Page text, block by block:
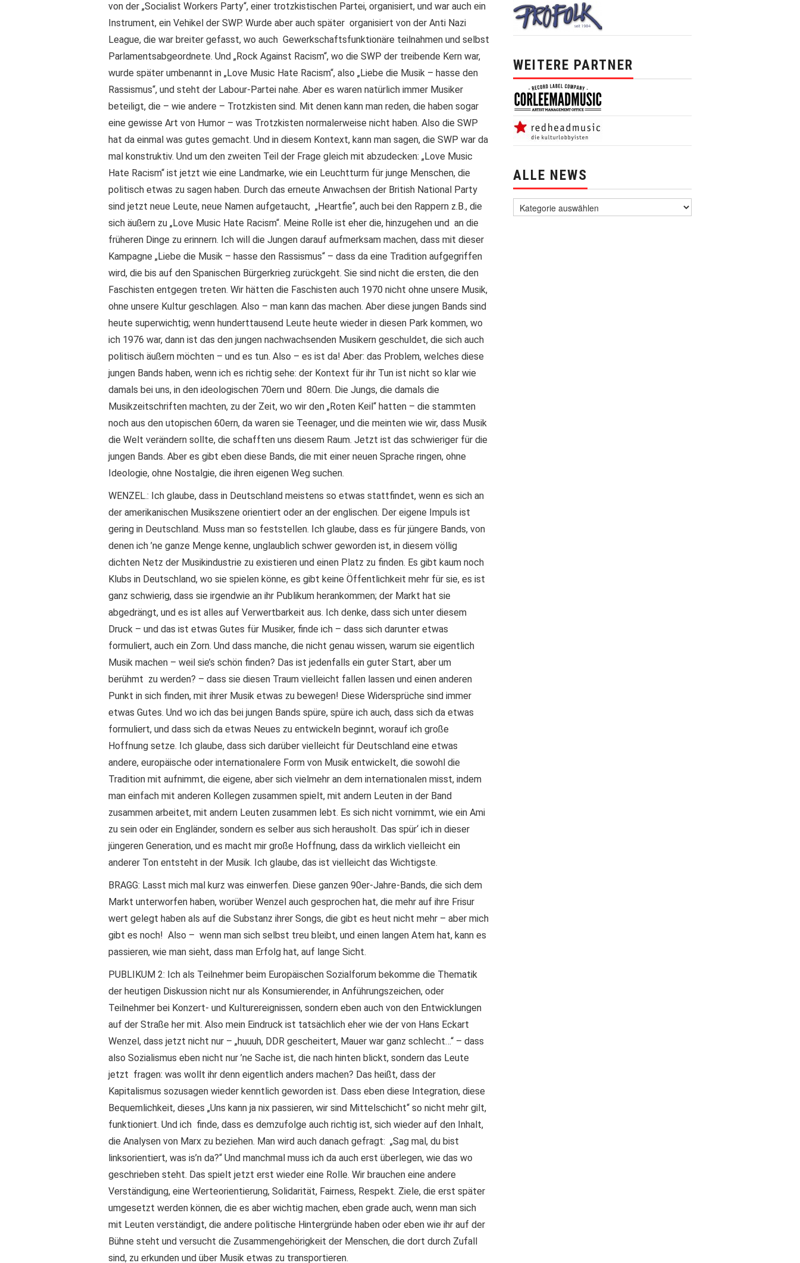
von der „Socialist Workers Party“, einer trotzkistischen Partei, organisiert, und war auch ein
Instrument, ein Vehikel der SWP. Wurde aber auch später organisiert von der Anti Nazi
League, die war breiter gefasst, wo auch Gewerkschaftsfunktionäre teilnahmen und selbst
Parlamentsabgeordnete. Und „Rock Against Racism“, wo die SWP der treibende Kern war,
wurde später umbenannt in „Love Music Hate Racism“, also „Liebe die Musik – hasse den
Rassismus“, und steht der Labour-Partei nahe. Aber es waren natürlich immer Musiker
beteiligt, die – wie andere – Trotzkisten sind. Mit denen kann man reden, die haben sogar
eine gewisse Art von Humor – was Trotzkisten normalerweise nicht haben. Also die SWP
hat da einmal was gutes gemacht. Und in diesem Kontext, kann man sagen, die SWP war da
mal konstruktiv. Und um den zweiten Teil der Frage gleich mit abzudecken: „Love Music
Hate Racism“ ist jetzt wie eine Landmarke, wie ein Leuchtturm für junge Menschen, die
politisch etwas zu sagen haben. Durch das erneute Anwachsen der British National Party
sind jetzt neue Leute, neue Namen aufgetaucht, „Heartfie“, auch bei den Rappern z.B., die
sich äußern zu „Love Music Hate Racism“. Meine Rolle ist eher die, hinzugehen und an die
früheren Dinge zu erinnern. Ich will die Jungen darauf aufmerksam machen, dass mit dieser
Kampagne „Liebe die Musik – hasse den Rassismus“ – dass da eine Tradition aufgegriffen
wird, die bis auf den Spanischen Bürgerkrieg zurückgeht. Sie sind nicht die ersten, die den
Faschisten entgegen treten. Wir hätten die Faschisten auch 1970 nicht ohne unsere Musik,
ohne unsere Kultur geschlagen. Also – man kann das machen. Aber diese jungen Bands sind
heute superwichtig; wenn hunderttausend Leute heute wieder in diesen Park kommen, wo
ich 1976 war, dann ist das den jungen nachwachsenden Musikern geschuldet, die sich auch
politisch äußern möchten – und es tun. Also – es ist da! Aber: das Problem, welches diese
jungen Bands haben, wenn ich es richtig sehe: der Kontext für ihr Tun ist nicht so klar wie
damals bei uns, in den ideologischen 70ern und 80ern. Die Jungs, die damals die
Musikzeitschriften machten, zu der Zeit, wo wir den „Roten Keil“ hatten – die stammten
noch aus den utopischen 60ern, da waren sie Teenager, und die meinten wie wir, dass Musik
die Welt verändern sollte, die schafften uns diesem Raum. Jetzt ist das schwieriger für die
jungen Bands. Aber es gibt eben diese Bands, die mit einer neuen Sprache ringen, ohne
Ideologie, ohne Nostalgie, die ihren eigenen Weg suchen.
WENZEL.: Ich glaube, dass in Deutschland meistens so etwas stattfindet, wenn es sich an
der amerikanischen Musikszene orientiert oder an der englischen. Der eigene Impuls ist
gering in Deutschland. Muss man so feststellen. Ich glaube, dass es für jüngere Bands, von
denen ich ’ne ganze Menge kenne, unglaublich schwer geworden ist, in diesem völlig
dichten Netz der Musikindustrie zu existieren und einen Platz zu finden. Es gibt kaum noch
Klubs in Deutschland, wo sie spielen könne, es gibt keine Öffentlichkeit mehr für sie, es ist
ganz schwierig, dass sie irgendwie an ihr Publikum herankommen; der Markt hat sie
abgedrängt, und es ist alles auf Verwertbarkeit aus. Ich denke, dass sich unter diesem
Druck – und das ist etwas Gutes für Musiker, finde ich – dass sich darunter etwas
formuliert, auch ein Zorn. Und dass manche, die nicht genau wissen, warum sie eigentlich
Musik machen – weil sie’s schön finden? Das ist jedenfalls ein guter Start, aber um
berühmt zu werden? – dass sie diesen Traum vielleicht fallen lassen und einen anderen
Punkt in sich finden, mit ihrer Musik etwas zu bewegen! Diese Widersprüche sind immer
etwas Gutes. Und wo ich das bei jungen Bands spüre, spüre ich auch, dass sich da etwas
formuliert, und dass sich da etwas Neues zu entwickeln beginnt, worauf ich große
Hoffnung setze. Ich glaube, dass sich darüber vielleicht für Deutschland eine etwas
andere, europäische oder internationalere Form von Musik entwickelt, die sowohl die
Tradition mit aufnimmt, die eigene, aber sich vielmehr an dem internationalen misst, indem
man einfach mit anderen Kollegen zusammen spielt, mit andern Leuten in der Band
zusammen arbeitet, mit andern Leuten zusammen lebt. Es sich nicht vornimmt, wie ein Ami
zu sein oder ein Engländer, sondern es selber aus sich herausholt. Das spür‘ ich in dieser
jüngeren Generation, und es macht mir große Hoffnung, dass da wirklich vielleicht ein
anderer Ton entsteht in der Musik. Ich glaube, das ist vielleicht das Wichtigste.
BRAGG: Lasst mich mal kurz was einwerfen. Diese ganzen 90er-Jahre-Bands, die sich dem
Markt unterworfen haben, worüber Wenzel auch gesprochen hat, die mehr auf ihre Frisur
wert gelegt haben als auf die Substanz ihrer Songs, die gibt es heut nicht mehr – aber mich
gibt es noch! Also – wenn man sich selbst treu bleibt, und einen langen Atem hat, kann es
passieren, wie man sieht, dass man Erfolg hat, auf lange Sicht.
PUBLIKUM 2: Ich als Teilnehmer beim Europäischen Sozialforum bekomme die Thematik
der heutigen Diskussion nicht nur als Konsumierender, in Anführungszeichen, oder
Teilnehmer bei Konzert- und Kulturereignissen, sondern eben auch von den Entwicklungen
auf der Straße her mit. Also mein Eindruck ist tatsächlich eher wie der von Hans Eckart
Wenzel, dass jetzt nicht nur – „huuuh, DDR gescheitert, Mauer war ganz schlecht…“ – dass
also Sozialismus eben nicht nur ’ne Sache ist, die nach hinten blickt, sondern das Leute
jetzt fragen: was wollt ihr denn eigentlich anders machen? Das heißt, dass der
Kapitalismus sozusagen wieder kenntlich geworden ist. Dass eben diese Integration, diese
Bequemlichkeit, dieses „Uns kann ja nix passieren, wir sind Mittelschicht“ so nicht mehr gilt,
funktioniert. Und ich finde, dass es demzufolge auch richtig ist, sich wieder auf den Inhalt,
die Analysen von Marx zu beziehen. Man wird auch danach gefragt: „Sag mal, du bist
linksorientiert, was is’n da?“ Und manchmal muss ich da auch erst überlegen, wie das wo
geschrieben steht. Das spielt jetzt erst wieder eine Rolle. Wir brauchen eine andere
Verständigung, eine Werteorientierung, Solidarität, Fairness, Respekt. Ziele, die erst später
umgesetzt werden können, die es aber wichtig machen, eben grade auch, wenn man sich
mit Leuten verständigt, die andere politische Hintergründe haben oder eben wie ihr auf der
Bühne steht und versucht die Zusammengehörigkeit der Menschen, die dort durch Zufall
sind, zu erkunden und über Musik etwas zu transportieren.
WEITERE PARTNER
ALLE NEWS